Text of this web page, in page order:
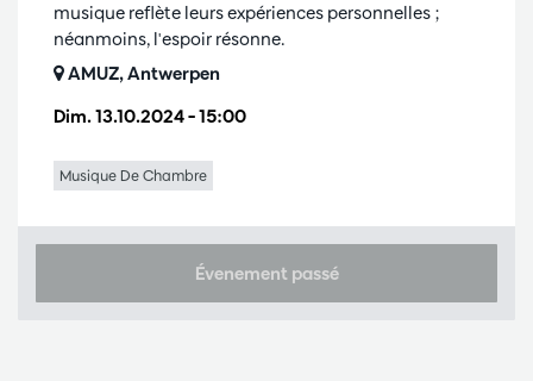
Dim. 13.10.2024– 15:00
musique reflète leurs expériences personnelles ;
néanmoins, l'espoir résonne.
AMUZ, Antwerpen
Musique De Chambre
Évenement passé